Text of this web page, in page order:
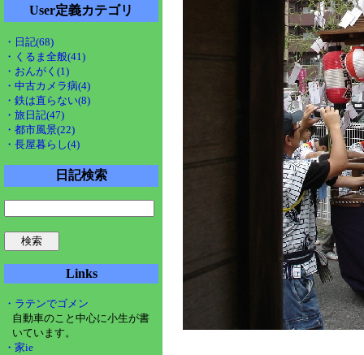
User定義カテゴリ
・日記(68)
・くるま全般(41)
・おんがく(1)
・中古カメラ病(4)
・鉄は直らない(8)
・旅日記(47)
・都市風景(22)
・長屋暮らし(4)
日記検索
Links
・ラテンでゴメン
自動車のこと中心に小生が書
いています。
・家ie